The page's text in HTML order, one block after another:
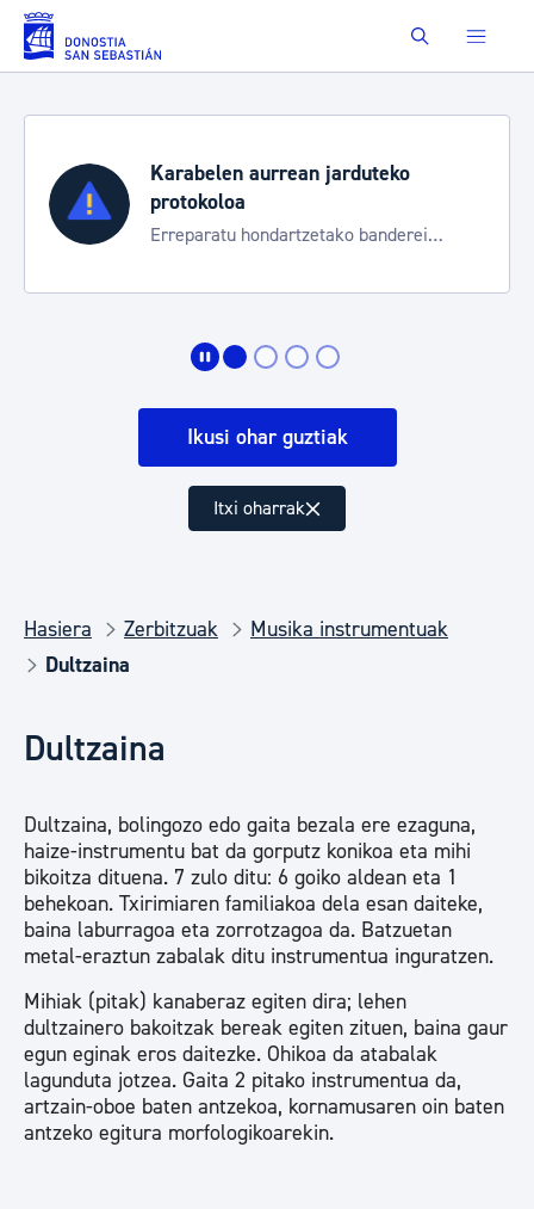
Eduki nagusira joan Buscar
Karabelen aurrean jarduteko
protokoloa
Erreparatu hondartzetako banderei
Ikusi ohar guztiak
Itxi oharrak
Hasiera Zerbitzuak
Musika instrumentuak
Dultzaina
Dultzaina
Dultzaina, bolingozo edo gaita bezala ere ezaguna,
haize-instrumentu bat da gorputz konikoa eta mihi
bikoitza dituena. 7 zulo ditu: 6 goiko aldean eta 1
behekoan. Txirimiaren familiakoa dela esan daiteke,
baina laburragoa eta zorrotzagoa da. Batzuetan
metal-eraztun zabalak ditu instrumentua inguratzen.
Mihiak (pitak) kanaberaz egiten dira; lehen
dultzainero bakoitzak bereak egiten zituen, baina gaur
egun eginak eros daitezke. Ohikoa da atabalak
lagunduta jotzea. Gaita 2 pitako instrumentua da,
artzain-oboe baten antzekoa, kornamusaren oin baten
antzeko egitura morfologikoarekin.